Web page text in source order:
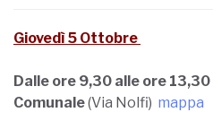
Giovedì 5 Ottobre
Dalle ore 9,30 alle ore 13,30
Comunale(Via Nolfi) mappa